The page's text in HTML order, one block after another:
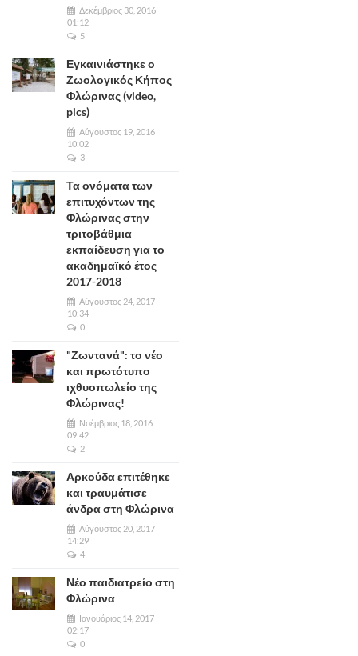
Δεκέμβριος 30, 2016
01:12
5
Εγκαινιάστηκε ο
Ζωολογικός Κήπος
Φλώρινας (video,
pics)
Αύγουστος 19, 2016
10:02
3
Τα ονόματα των
επιτυχόντων της
Φλώρινας στην
τριτοβάθμια
εκπαίδευση για το
ακαδημαϊκό έτος
2017-2018
Αύγουστος 24, 2017
10:34
0
"Ζωντανά": το νέο
και πρωτότυπο
ιχθυοπωλείο της
Φλώρινας!
Νοέμβριος 18, 2016
09:42
2
Αρκούδα επιτέθηκε
και τραυμάτισε
άνδρα στη Φλώρινα
Αύγουστος 20, 2017
14:29
4
Νέο παιδιατρείο στη
Φλώρινα
Ιανουάριος 14, 2017
02:17
0